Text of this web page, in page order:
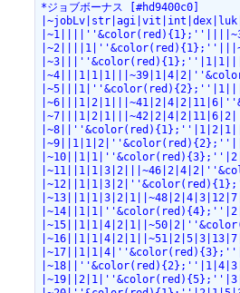
*ジョブボーナス [#hd9400c0]
|~7|||1|2|1|||~42|2|4|2|11|6|2|